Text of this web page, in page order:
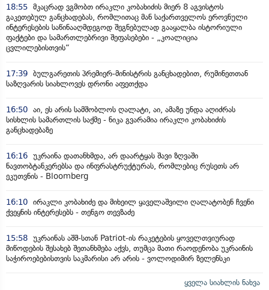
18:55 მკაცრად ვგმობთ ირაკლი კობახიძის მიერ 8 აგვისტოს
გაკეთებულ განცხადებას, რომლითაც მან საქართველოს ეროვნული
ინტერესების საწინააღმდეგოდ შეგნებულად გააყალბა ისტორიული
ფაქტები და სამართლებრივი შეფასებები - „კოალიცია
ცვლილებისთვის“
17:39 ბულგარეთის პრემიერ-მინისტრის განცხადებით, რუმინეთთან
საზღვარის სიახლოვეს დრონი აფეთქდა
16:50 აი, ეს არის სამშობლოს ღალატი, აი, ამაზე უნდა აღიძრას
სისხლის სამართლის საქმე - ნიკა გვარამია ირაკლი კობახიძის
განცხადებაზე
16:16 უკრაინა დათანხმდა, არ დაარტყას შავი ზღვაში
ნავთობტანკერებსა და ინფრასტრუქტურას, რომლებიც რუსეთს არ
ეკუთვნის - Bloomberg
16:10 ირაკლი კობახიძე და მიხეილ ყაველაშვილი ღალატობენ ჩვენი
ქვეყნის ინტერესებს - თენგო თევზაძე
15:58 უკრაინას აშშ-სთან Patriot-ის რაკეტების ყოველთვიურად
მიწოდების შესახებ შეთანხმება აქვს, თუმცა მათი რაოდენობა უკრაინის
საჭიროებებისთვის საკმარისი არ არის - ვოლოდიმირ ზელენსკი
ყველა სიახლის ნახვა